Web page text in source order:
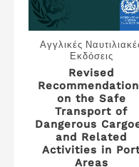
Αγγλικές
Εκδόσεις
Revised
on the Safe
Transport of
Dangerous
and Related
Activities in
Areas